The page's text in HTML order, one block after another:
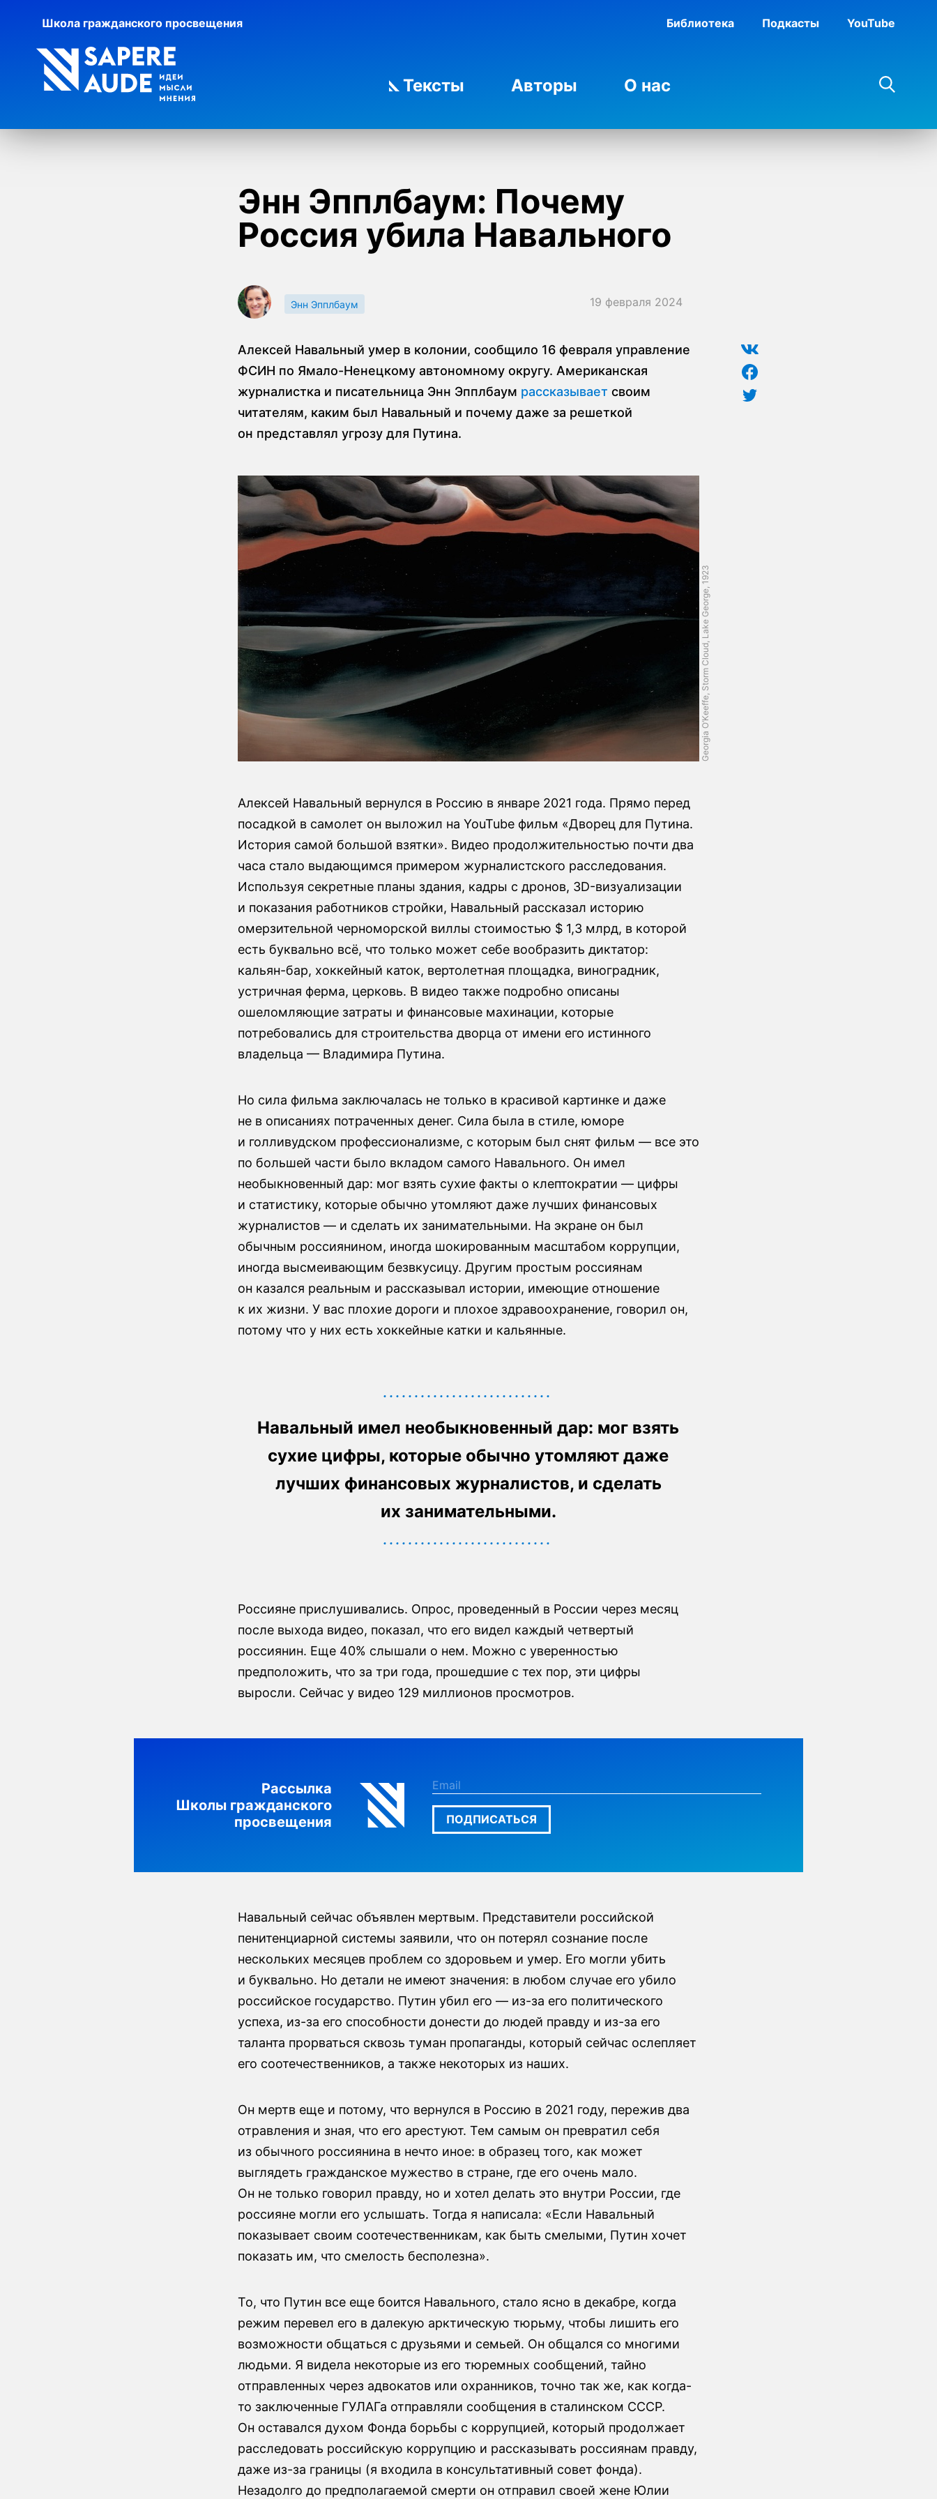
Школа гражданского просвещения Библиотека Подкасты YouTube
Тексты Авторы О нас
Энн Эпплбаум: Почему
Россия убила Навального
Энн Эпплбаум 19 февраля 2024
Алексей Навальный умер в колонии, сообщило 16 февраля управление
ФСИН по Ямало-Ненецкому автономному округу. Американская
журналистка и писательница Энн Эпплбаум рассказывает своим
читателям, каким был Навальный и почему даже за решеткой
он представлял угрозу для Путина.
Georgia O’Keeffe, Storm Cloud, Lake George, 1923
Алексей Навальный вернулся в Россию в январе 2021 года. Прямо перед
посадкой в самолет он выложил на YouTube фильм «Дворец для Путина.
История самой большой взятки». Видео продолжительностью почти два
часа стало выдающимся примером журналистского расследования.
Используя секретные планы здания, кадры с дронов, 3D-визуализации
и показания работников стройки, Навальный рассказал историю
омерзительной черноморской виллы стоимостью $ 1,3 млрд, в которой
есть буквально всё, что только может себе вообразить диктатор:
кальян-бар, хоккейный каток, вертолетная площадка, виноградник,
устричная ферма, церковь. В видео также подробно описаны
ошеломляющие затраты и финансовые махинации, которые
потребовались для строительства дворца от имени его истинного
владельца — Владимира Путина.
Но сила фильма заключалась не только в красивой картинке и даже
не в описаниях потраченных денег. Сила была в стиле, юморе
и голливудском профессионализме, с которым был снят фильм — все это
по большей части было вкладом самого Навального. Он имел
необыкновенный дар: мог взять сухие факты о клептократии — цифры
и статистику, которые обычно утомляют даже лучших финансовых
журналистов — и сделать их занимательными. На экране он был
обычным россиянином, иногда шокированным масштабом коррупции,
иногда высмеивающим безвкусицу. Другим простым россиянам
он казался реальным и рассказывал истории, имеющие отношение
к их жизни. У вас плохие дороги и плохое здравоохранение, говорил он,
потому что у них есть хоккейные катки и кальянные.
Навальный имел необыкновенный дар: мог взять
сухие цифры, которые обычно утомляют даже
лучших финансовых журналистов, и сделать
их занимательными.
Россияне прислушивались. Опрос, проведенный в России через месяц
после выхода видео, показал, что его видел каждый четвертый
россиянин. Еще 40% слышали о нем. Можно с уверенностью
предположить, что за три года, прошедшие с тех пор, эти цифры
выросли. Сейчас у видео 129 миллионов просмотров.
Рассылка
Школы гражданского
просвещения
ПОДПИСАТЬСЯ
Навальный сейчас объявлен мертвым. Представители российской
пенитенциарной системы заявили, что он потерял сознание после
нескольких месяцев проблем со здоровьем и умер. Его могли убить
и буквально. Но детали не имеют значения: в любом случае его убило
российское государство. Путин убил его — из-за его политического
успеха, из-за его способности донести до людей правду и из-за его
таланта прорваться сквозь туман пропаганды, который сейчас ослепляет
его соотечественников, а также некоторых из наших.
Он мертв еще и потому, что вернулся в Россию в 2021 году, пережив два
отравления и зная, что его арестуют. Тем самым он превратил себя
из обычного россиянина в нечто иное: в образец того, как может
выглядеть гражданское мужество в стране, где его очень мало.
Он не только говорил правду, но и хотел делать это внутри России, где
россияне могли его услышать. Тогда я написала: «Если Навальный
показывает своим соотечественникам, как быть смелыми, Путин хочет
показать им, что смелость бесполезна».
То, что Путин все еще боится Навального, стало ясно в декабре, когда
режим перевел его в далекую арктическую тюрьму, чтобы лишить его
возможности общаться с друзьями и семьей. Он общался со многими
людьми. Я видела некоторые из его тюремных сообщений, тайно
отправленных через адвокатов или охранников, точно так же, как когда-
то заключенные ГУЛАГа отправляли сообщения в сталинском СССР.
Он оставался духом Фонда борьбы с коррупцией, который продолжает
расследовать российскую коррупцию и рассказывать россиянам правду,
даже из-за границы (я входила в консультативный совет фонда).
Незадолго до предполагаемой смерти он отправил своей жене Юлии